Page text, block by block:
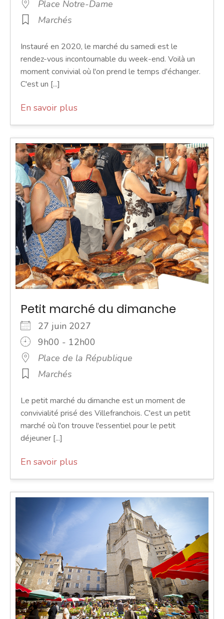
Place Notre-Dame
Marchés
Instauré en 2020, le marché du samedi est le
rendez-vous incontournable du week-end. Voilà un
moment convivial où l'on prend le temps d'échanger.
C'est un [...]
En savoir plus
Petit marché du dimanche
27 juin 2027
9h00 - 12h00
Place de la République
Marchés
Le petit marché du dimanche est un moment de
convivialité prisé des Villefranchois. C'est un petit
marché où l'on trouve l'essentiel pour le petit
déjeuner [...]
En savoir plus